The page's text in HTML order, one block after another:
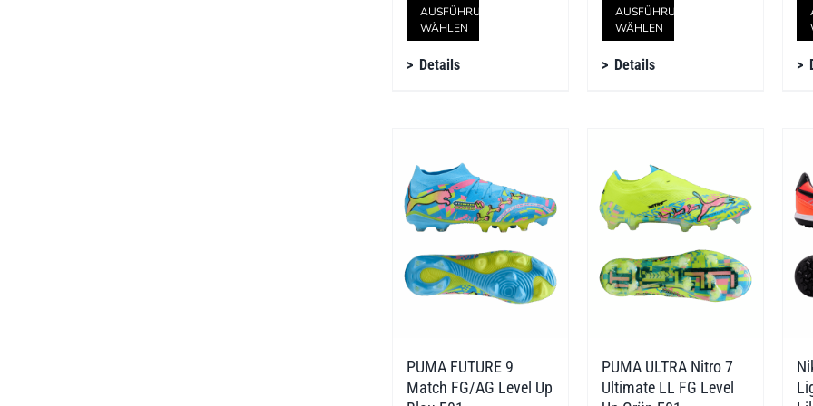
AUSFÜHRUNG
WÄHLEN
Dieses
Produkt
auf.
Die
können
auf
Produktseite
Details
AUSFÜHRUNG
WÄHLEN
Dieses
Produkt
auf.
Die
können
auf
Produktseite
Details
PUMA FUTURE 9
Match FG/AG Level Up
PUMA ULTRA Nitro 7
Ultimate LL FG Level